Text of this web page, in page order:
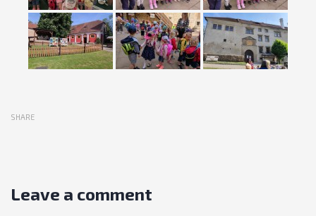
SHARE
Leave a comment